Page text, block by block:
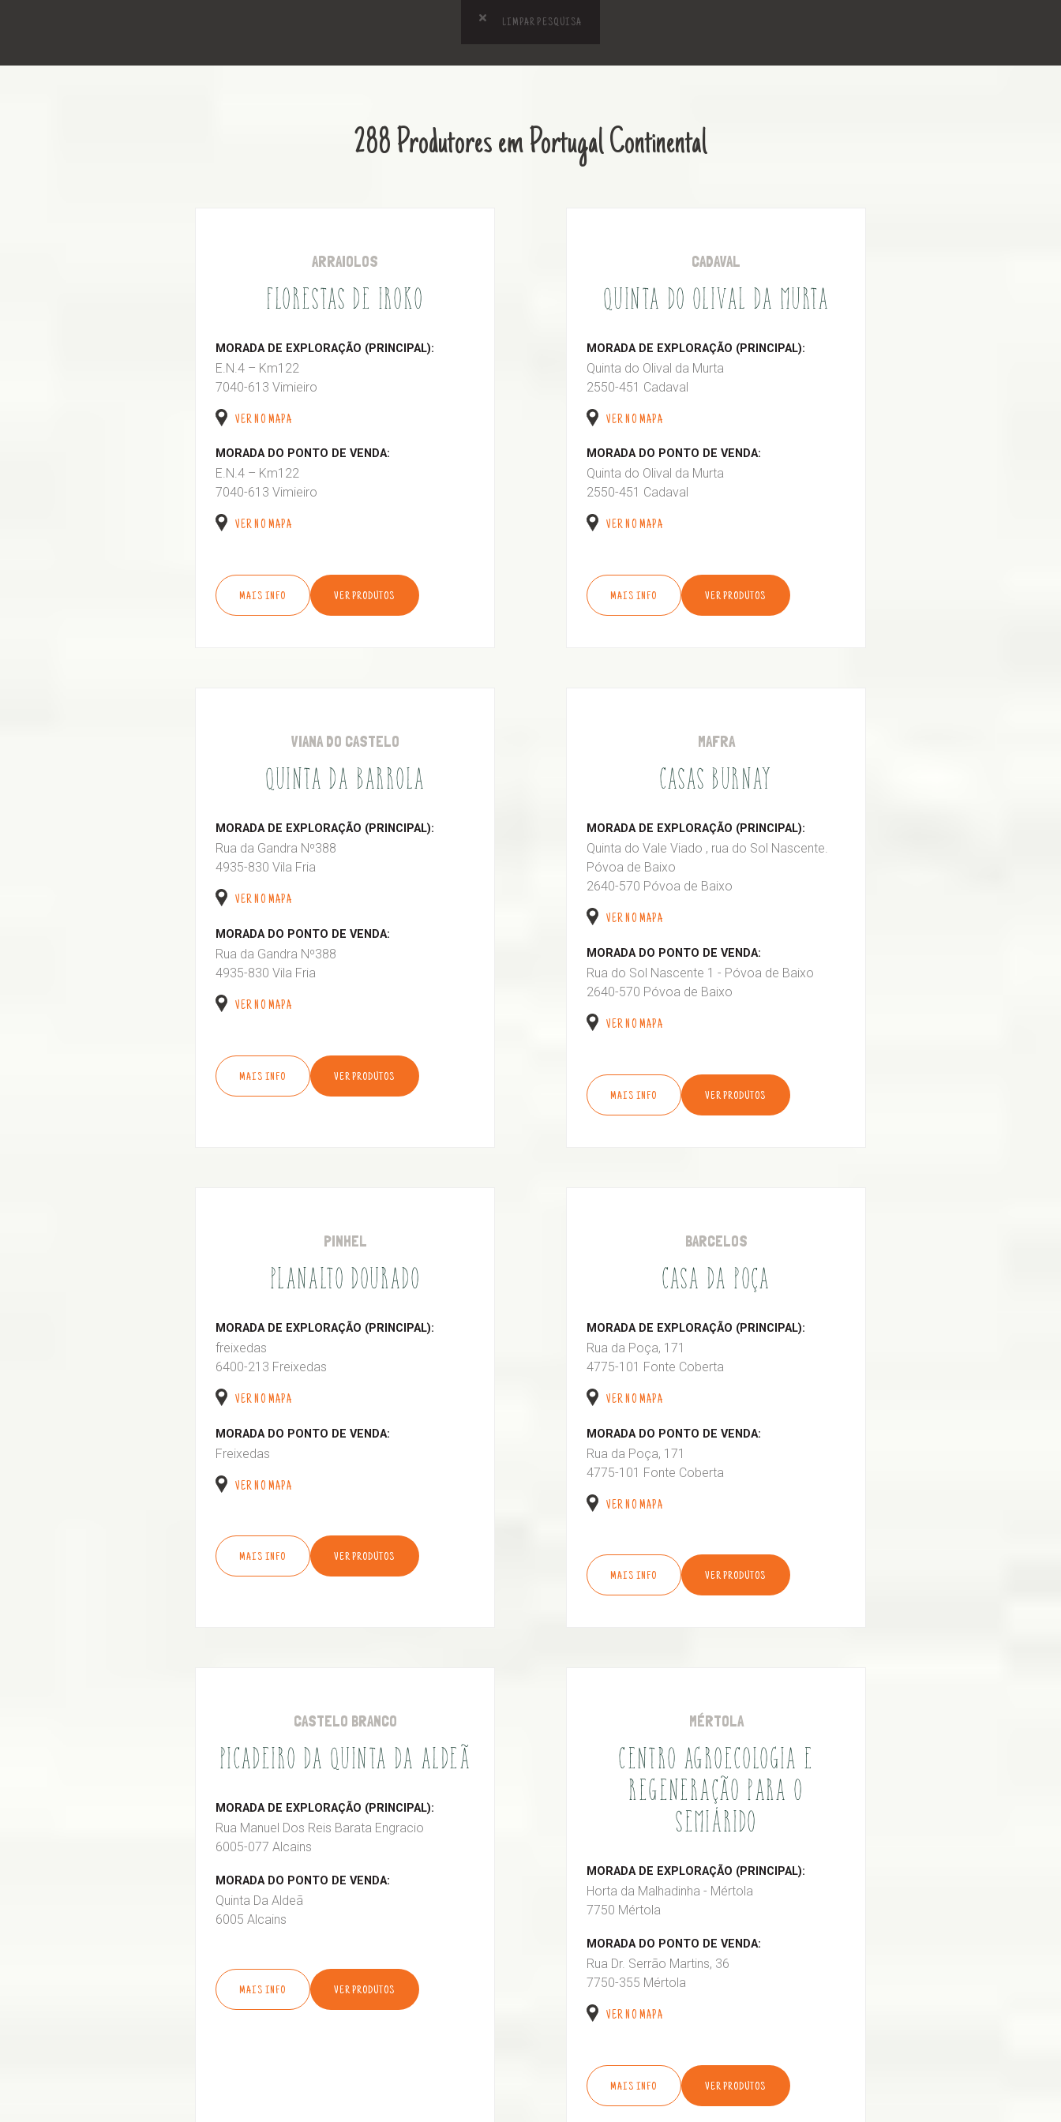
LIMPAR PESQUISA
288 Produtores em Portugal Continental
ARRAIOLOS
FLORESTAS DE IROKO
MORADA DE EXPLORAÇÃO (PRINCIPAL):
E.N.4 – Km122
7040-613 Vimieiro
VER NO MAPA
MORADA DO PONTO DE VENDA:
E.N.4 – Km122
7040-613 Vimieiro
VER NO MAPA
MAIS INFO VER PRODUTOS
CADAVAL
QUINTA DO OLIVAL DA MURTA
MORADA DE EXPLORAÇÃO (PRINCIPAL):
Quinta do Olival da Murta
2550-451 Cadaval
VER NO MAPA
MORADA DO PONTO DE VENDA:
Quinta do Olival da Murta
2550-451 Cadaval
VER NO MAPA
MAIS INFO VER PRODUTOS
VIANA DO CASTELO
QUINTA DA BARROLA
MORADA DE EXPLORAÇÃO (PRINCIPAL):
Rua da Gandra Nº388
4935-830 Vila Fria
VER NO MAPA
MORADA DO PONTO DE VENDA:
Rua da Gandra Nº388
4935-830 Vila Fria
VER NO MAPA
MAIS INFO VER PRODUTOS
MAFRA
CASAS BURNAY
MORADA DE EXPLORAÇÃO (PRINCIPAL):
Quinta do Vale Viado , rua do Sol Nascente.
Póvoa de Baixo
2640-570 Póvoa de Baixo
VER NO MAPA
MORADA DO PONTO DE VENDA:
Rua do Sol Nascente 1 - Póvoa de Baixo
2640-570 Póvoa de Baixo
VER NO MAPA
MAIS INFO VER PRODUTOS
PINHEL
PLANALTO DOURADO
MORADA DE EXPLORAÇÃO (PRINCIPAL):
freixedas
6400-213 Freixedas
VER NO MAPA
MORADA DO PONTO DE VENDA:
Freixedas
VER NO MAPA
MAIS INFO VER PRODUTOS
BARCELOS
CASA DA POÇA
MORADA DE EXPLORAÇÃO (PRINCIPAL):
Rua da Poça, 171
4775-101 Fonte Coberta
VER NO MAPA
MORADA DO PONTO DE VENDA:
Rua da Poça, 171
4775-101 Fonte Coberta
VER NO MAPA
MAIS INFO VER PRODUTOS
CASTELO BRANCO
PICADEIRO DA QUINTA DA ALDEÃ
MORADA DE EXPLORAÇÃO (PRINCIPAL):
Rua Manuel Dos Reis Barata Engracio
6005-077 Alcains
MORADA DO PONTO DE VENDA:
Quinta Da Aldeã
6005 Alcains
MAIS INFO VER PRODUTOS
MÉRTOLA
CENTRO AGROECOLOGIA E
REGENERAÇÃO PARA O
SEMIÁRIDO
MORADA DE EXPLORAÇÃO (PRINCIPAL):
Horta da Malhadinha - Mértola
7750 Mértola
MORADA DO PONTO DE VENDA:
Rua Dr. Serrão Martins, 36
7750-355 Mértola
VER NO MAPA
MAIS INFO VER PRODUTOS